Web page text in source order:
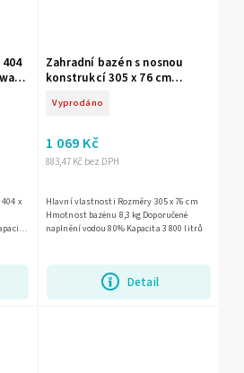
Zahradní bazén s nosnou
konstrukcí 305 x 76 cm
Vyprodáno
883,47 Kč bez DPH
1 069 Kč
Detail
Hlavní vlastnosti Rozměry 305 x 76 cm
Hmotnost bazénu 8,3 kg Doporučené
naplnění vodou 80% Kapacita 3 800 litrů